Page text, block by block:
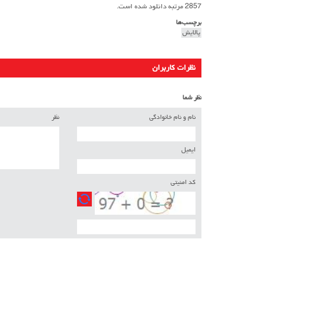
2857 مرتبه دانلود شده است.
برچسب‌ها
پالایش
نظرات کاربران
نظر شما
نام و نام خانوادگی
ایمیل
کد امنیتی
نظر